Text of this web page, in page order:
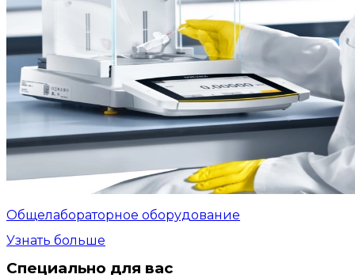
Общелабораторное оборудование
Узнать больше
Специально для вас